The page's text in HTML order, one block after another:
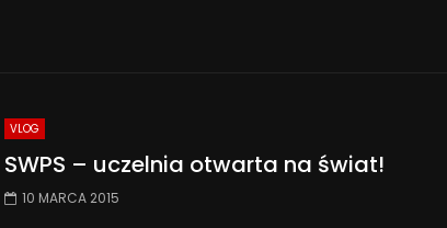
VLOG
SWPS – uczelnia otwarta na świat!
10 MARCA 2015